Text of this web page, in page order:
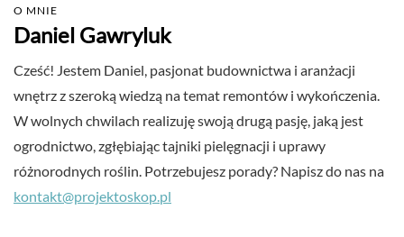
O MNIE
Daniel Gawryluk
Cześć! Jestem Daniel, pasjonat budownictwa i aranżacji
wnętrz z szeroką wiedzą na temat remontów i wykończenia.
W wolnych chwilach realizuję swoją drugą pasję, jaką jest
ogrodnictwo, zgłębiając tajniki pielęgnacji i uprawy
różnorodnych roślin. Potrzebujesz porady? Napisz do nas na
kontakt@projektoskop.pl